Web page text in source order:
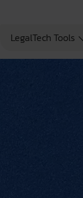
LegalTech Tools